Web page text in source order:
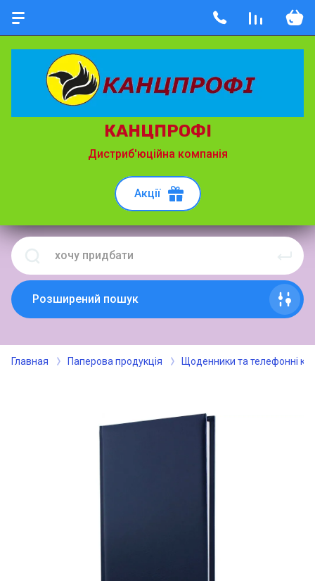
КАНЦПРОФІ
Дистриб'юційна компанія
Акції
Розширений пошук
Главная Паперова продукція Щоденники та телефонні